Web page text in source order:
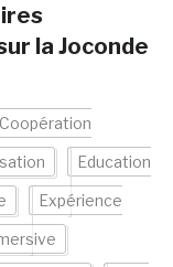
la Joconde
Coopération
Education
Expérience